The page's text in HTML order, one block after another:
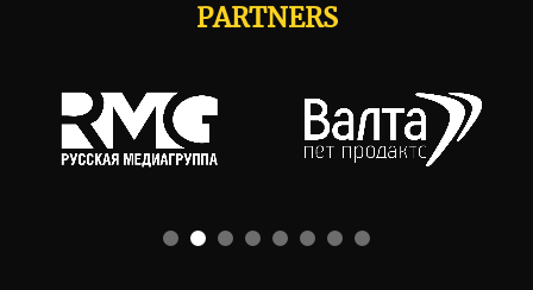
PARTNERS